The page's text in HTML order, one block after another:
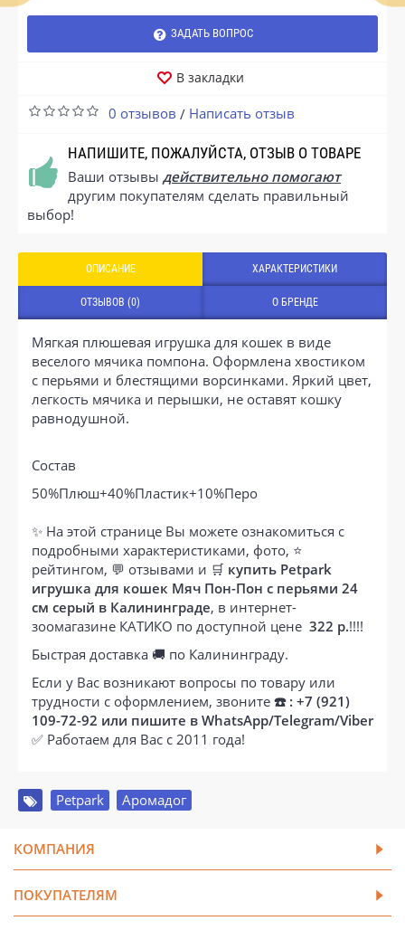
ЗАДАТЬ ВОПРОС
В закладки
0 отзывов / Написать отзыв
НАПИШИТЕ, ПОЖАЛУЙСТА, ОТЗЫВ О ТОВАРЕ
Ваши отзывы действительно помогают
другим покупателям сделать правильный
выбор!
ОПИСАНИЕ ХАРАКТЕРИСТИКИ
ОТЗЫВОВ (0) О БРЕНДЕ
Мягкая плюшевая игрушка для кошек в виде
веселого мячика помпона. Оформлена хвостиком
с перьями и блестящими ворсинками. Яркий цвет,
легкость мячика и перышки, не оставят кошку
равнодушной.
Состав
50%Плюш+40%Пластик+10%Перо
✨ На этой странице Вы можете ознакомиться с
подробными характеристиками, фото, ⭐
рейтингом, 💬 отзывами и 🛒 купить Petpark
игрушка для кошек Мяч Пон-Пон с перьями 24
см серый в Калининграде, в интернет-
зоомагазине КАТИКО по доступной цене 322 р.!!!!
Быстрая доставка 🚚 по Калининграду.
Если у Вас возникают вопросы по товару или
трудности с оформлением, звоните ☎️ : +7 (921)
109-72-92 или пишите в WhatsApp/Telegram/Viber
✅ Работаем для Вас с 2011 года!
Petpark Аромадог
КОМПАНИЯ
ПОКУПАТЕЛЯМ